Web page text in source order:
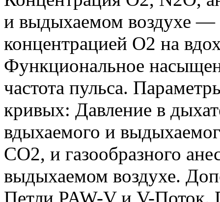
и выдыхаемом воздухе —
концентрацией O2 на
Функциональное
частота пульса.
кривых: Давление в
вдыхаемого и
CO2, и газообразного
выдыхаемом воздухе.
Петли PAW-V и V-Поток.